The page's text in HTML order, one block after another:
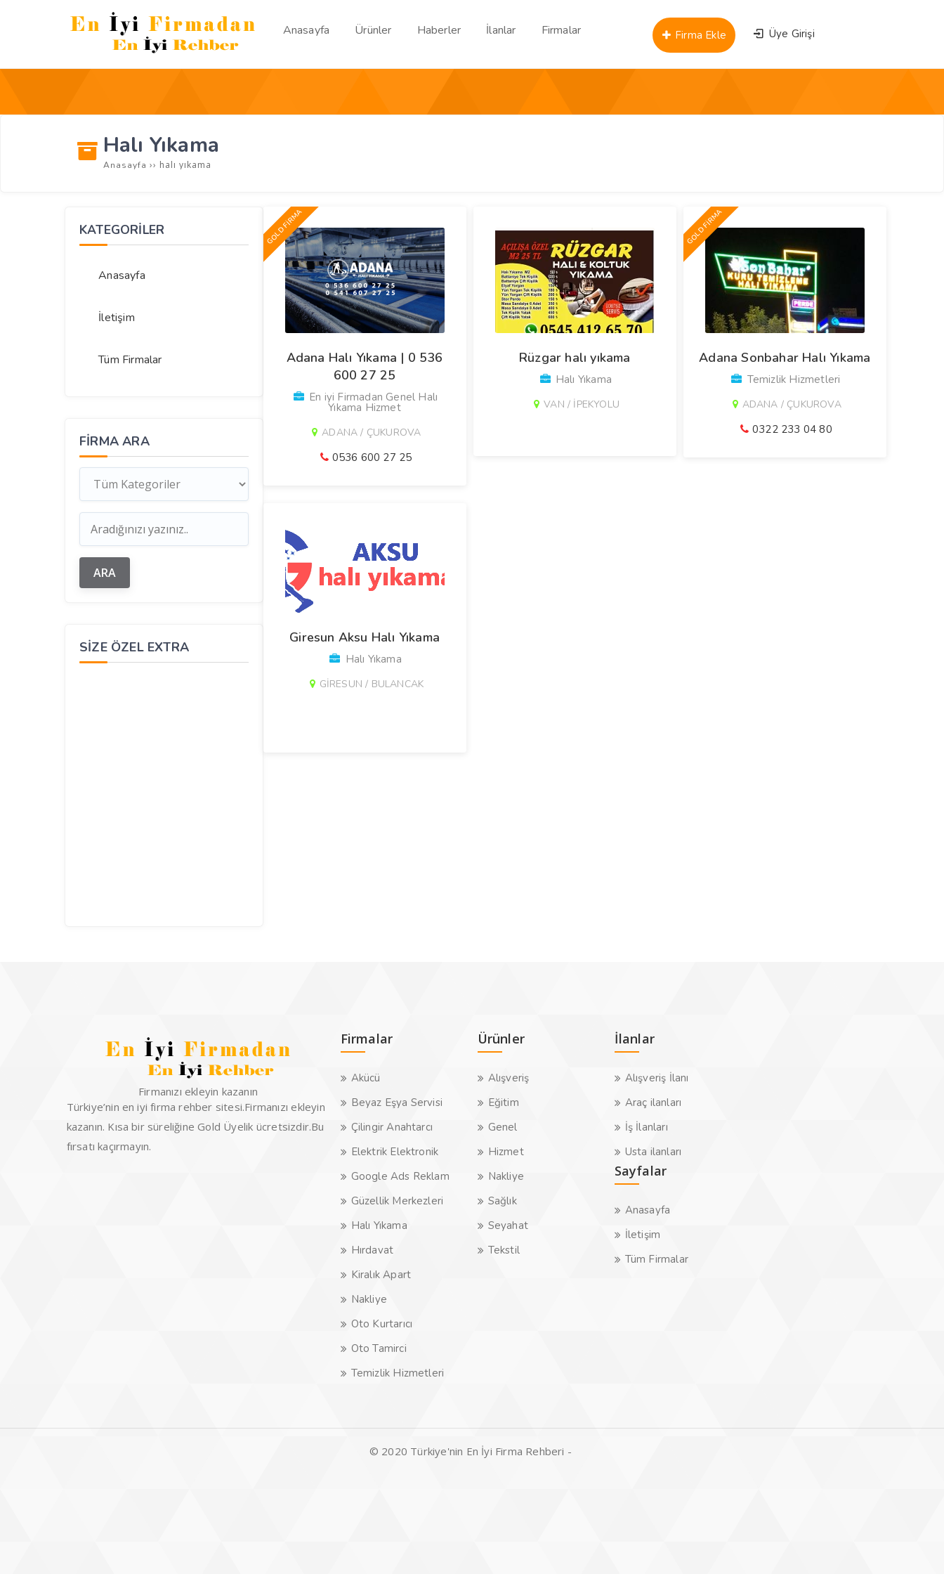
Anasayfa Ürünler Haberler İlanlar Firmalar Üye Girişi
Firma Ekle
Halı Yıkama
Anasayfa ›› halı yıkama
KATEGORİLER
Anasayfa
İletişim
Tüm Firmalar
FIRMA ARA
SIZE ÖZEL EXTRA
GOLD FİRMA
Adana Halı Yıkama | 0 536
600 27 25
En iyi Firmadan Genel Halı
Yıkama Hizmet
ADANA / ÇUKUROVA
0536 600 27 25
Rüzgar halı yıkama
Halı Yıkama
VAN / İPEKYOLU
GOLD FİRMA
Adana Sonbahar Halı Yıkama
Temizlik Hizmetleri
ADANA / ÇUKUROVA
0322 233 04 80
Giresun Aksu Halı Yıkama
Halı Yıkama
GİRESUN / BULANCAK
Firmanızı ekleyin kazanın
Türkiye’nin en iyi firma rehber sitesi.Firmanızı ekleyin
kazanın. Kısa bir süreliğine Gold Üyelik ücretsizdir.Bu
fırsatı kaçırmayın.
Firmalar
Akücü
Beyaz Eşya Servisi
Çilingir Anahtarcı
Elektrik Elektronik
Google Ads Reklam
Güzellik Merkezleri
Halı Yıkama
Hırdavat
Kiralık Apart
Nakliye
Oto Kurtarıcı
Oto Tamirci
Temizlik Hizmetleri
Ürünler
Alışveriş
Eğitim
Genel
Hizmet
Nakliye
Sağlık
Seyahat
Tekstil
İlanlar
Alışveriş İlanı
Araç ilanları
İş İlanları
Usta ilanları
Sayfalar
Anasayfa
İletişim
Tüm Firmalar
© 2020 Türkiye'nin En İyi Firma Rehberi -